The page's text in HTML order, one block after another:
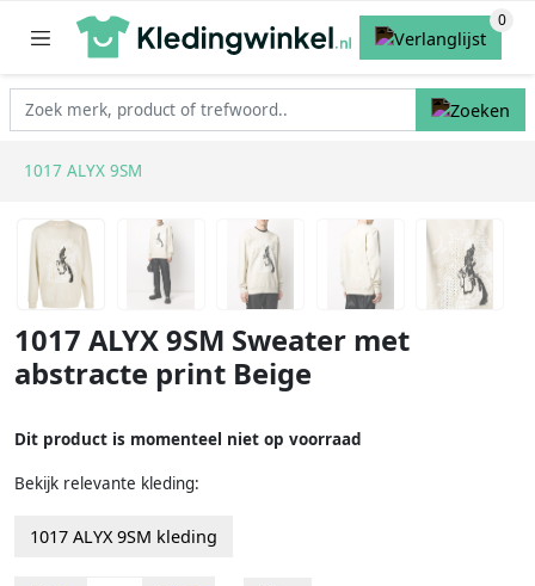
1017 ALYX 9SM
1017 ALYX 9SM Sweater met
abstracte print Beige
Dit product is momenteel niet op voorraad
Bekijk relevante kleding:
1017 ALYX 9SM kleding